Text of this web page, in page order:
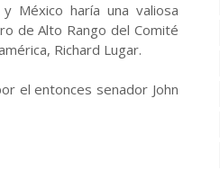
México haría una valiosa
de Alto Rango del Comité
Richard Lugar.
el entonces senador John